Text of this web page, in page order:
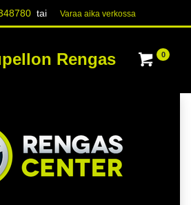
tai Varaa aika verk​​​​ossa
Rengas 0